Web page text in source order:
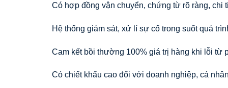
Có hợp đồng vận chuyển, chứng từ rõ ràng, chi
Hệ thống giám sát, xử lí sự cố trong suốt quá
Cam kết bồi thường 100% giá trị hàng khi lỗi từ
Có chiết khấu cao đối với doanh nghiệp, cá